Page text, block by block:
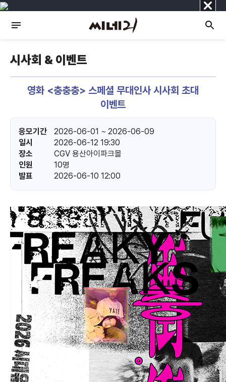
닫
기
시사회 & 이벤트
영화 <충충충> 스페셜 무대인사 시사회 초대
이벤트
응모기간
2026-06-01 ~ 2026-06-09
일시
2026-06-12 19:30
장소
CGV 용산아이파크몰
인원
10명
발표
2026-06-10 12:00